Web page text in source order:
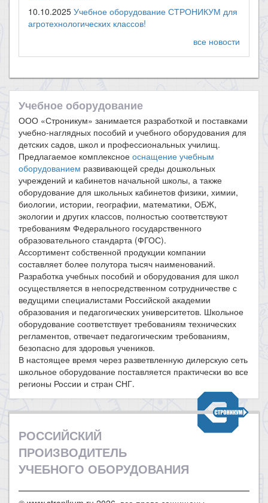
10.10.2025 Учебное оборудование СТРОНИКУМ для
агротехнологических классов!
все новости
Учебное оборудование
ООО «Строникум» занимается разработкой и поставками
учебно-наглядных пособий и учебного оборудования для
детских садов, школ и профессиональных училищ.
Предлагаемое комплексное оснащение учебным
оборудованием развивающей среды дошкольных
учреждений и кабинетов начальной школы, а также
оборудование для школьных кабинетов физики, химии,
биологии, истории, географии, математики, ОБЖ,
экологии и других классов, полностью соответствуют
требованиям Федерального государственного
образовательного стандарта (ФГОС).
Ассортимент собственной продукции компании
составляет более полутора тысяч наименований.
Разработка учебных пособий и оборудования для школ
осуществляется в непосредственном сотрудничестве с
ведущими специалистами Российской академии
образования и педагогических университетов. Школьное
оборудование соответствует требованиям технических
регламентов, отвечает педагогическим требованиям,
безопасно для здоровья учеников.
В настоящее время через разветвленную дилерскую сеть
школьное оборудование поставляется практически во все
регионы России и стран СНГ.
РОССИЙСКИЙ
ПРОИЗВОДИТЕЛЬ
УЧЕБНОГО ОБОРУДОВАНИЯ